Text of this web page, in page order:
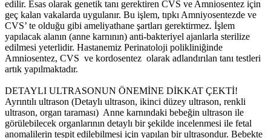
edilir. Esas olarak genetik tanı gerektiren CVS ve Amniosentez için
geç kalan vakalarda uygulanır. Bu işlem, tıpkı Amniyosentezde ve
CVS’ te olduğu gibi ameliyathane şartları gerektirmez. İşlem
yapılacak alanın (anne karnının) anti-bakteriyel ajanlarla sterilize
edilmesi yeterlidir. Hastanemiz Perinatoloji polikliniğinde
Amniosentez, CVS ve kordosentez olarak adlandırılan tanı testleri
artık yapılmaktadır.
DETAYLI ULTRASONUN ÖNEMİNE DİKKAT ÇEKTİ!
Ayrıntılı ultrason (Detaylı ultrason, ikinci düzey ultrason, renkli
ultrason, organ taraması) Anne karnındaki bebeğin ultrason ile
görülebilecek organlarının detaylı bir şekilde incelenmesi ile fetal
anomalilerin tespit edilebilmesi için yapılan bir ultrasondur. Bebekte